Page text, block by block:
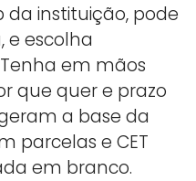
da instituição, pode
e escolha
em mãos
que quer e prazo
a base da
parcelas e CET
em branco.